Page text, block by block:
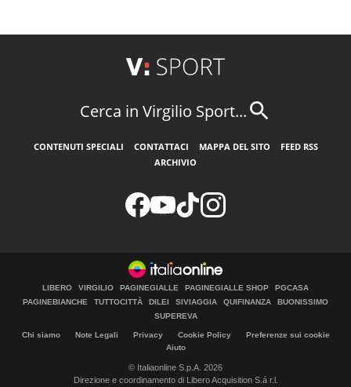
Cerca in Virgilio Sport...
CONTENUTI SPECIALI CONTATTACI MAPPA DEL SITO
FEED RSS
ARCHIVIO
LIBERO VIRGILIO PAGINEGIALLE PAGINEGIALLE SHOP
PGCASA
PAGINEBIANCHE
TUTTOCITTÀ DILEI SIVIAGGIA QUIFINANZA
BUONISSIMO
SUPEREVA
Chi siamo Note Legali Privacy Cookie Policy
Preferenze sui cookie
Aiuto
© Italiaonline S.p.A. 2026
Direzione e coordinamento di Libero Acquisition S.á r.l.